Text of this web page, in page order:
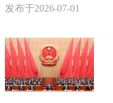
发布于2026-07-01